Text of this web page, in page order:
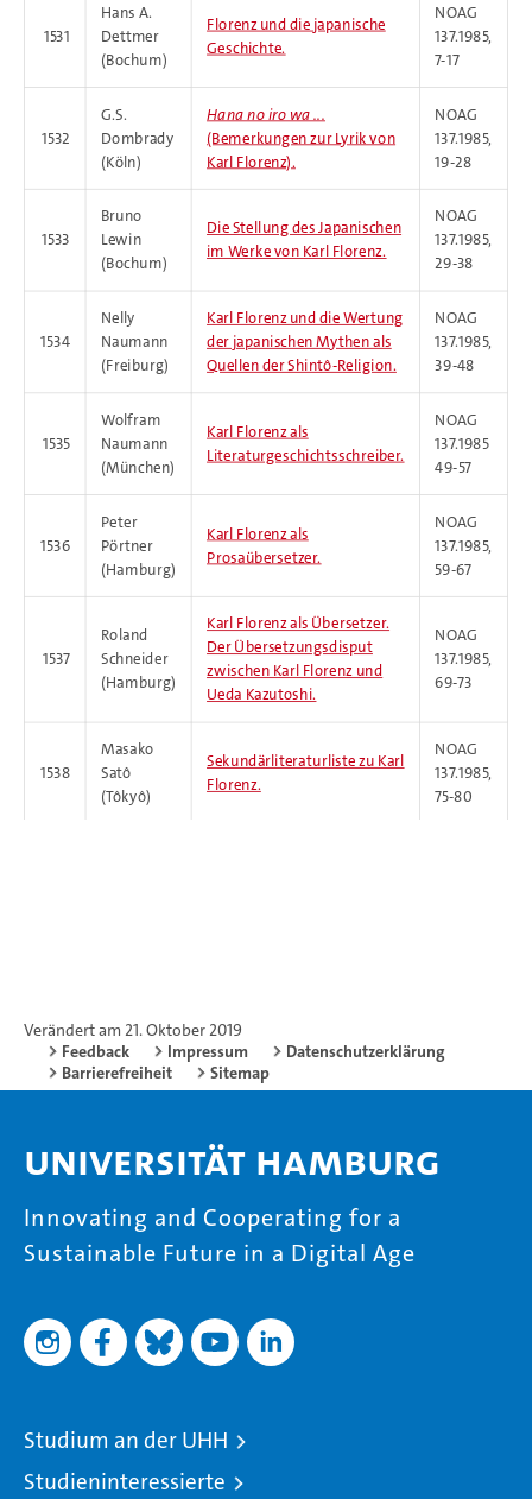
1531
Hans A.
Dettmer
(Bochum)
Florenz und die japanische
Geschichte.
NOAG
137.1985,
7-17
1532
G.S.
Dombrady
(Köln)
Hana no iro wa ...
(Bemerkungen zur Lyrik von
Karl Florenz).
NOAG
137.1985,
19-28
1533
Bruno
Lewin
(Bochum)
Die Stellung des Japanischen
im Werke von Karl Florenz.
NOAG
137.1985,
29-38
1534
Nelly
Naumann
(Freiburg)
Karl Florenz und die Wertung
der japanischen Mythen als
Quellen der Shintô-Religion.
NOAG
137.1985,
39-48
1535
Wolfram
Naumann
(München)
Karl Florenz als
Literaturgeschichtsschreiber.
NOAG
137.1985
49-57
1536
Peter
Pörtner
(Hamburg)
Karl Florenz als
Prosaübersetzer.
NOAG
137.1985,
59-67
1537
Roland
Schneider
(Hamburg)
Karl Florenz als Übersetzer.
Der Übersetzungsdisput
zwischen Karl Florenz und
Ueda Kazutoshi.
NOAG
137.1985,
69-73
1538
Masako
Satô
(Tôkyô)
Sekundärliteraturliste zu Karl
Florenz.
NOAG
137.1985,
75-80
Verändert am 21. Oktober 2019
Feedback
Impressum
Datenschutzerklärung
Barrierefreiheit
Sitemap
Universität Hamburg
Innovating and Cooperating for a
Sustainable Future in a Digital Age
Studium an der UHH
Studieninteressierte